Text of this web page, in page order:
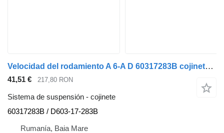
Velocidad del rodamiento A 6-A D 60317283B cojinete para Mazda 6 coche
41,51 € 217,80 RON
Sistema de suspensión - cojinete
60317283B / D603-17-283B
Rumanía, Baia Mare